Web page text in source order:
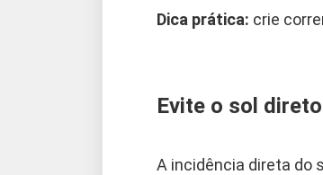
Dica prática: crie
Evite o sol
A incidência direta do